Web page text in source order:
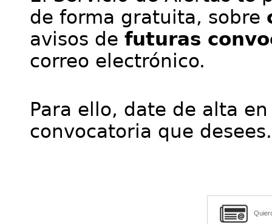
de forma gratuita, sobre
avisos de futuras
correo electrónico.
Para ello, date de alta
convocatoria que desees.